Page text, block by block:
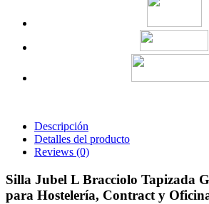
Descripción
Detalles del producto
Reviews (0)
Silla Jubel L Bracciolo Tapizada
para Hostelería, Contract y